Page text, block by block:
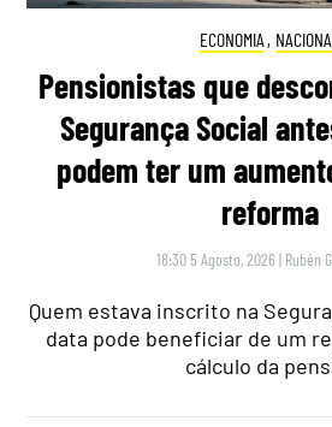
ECONOMIA ,
Pensionistas que
Segurança Social
podem ter um
reforma
18:30 5 Agosto, 2026 | Rubén
Quem estava inscrito na
data pode beneficiar de um
cálculo da